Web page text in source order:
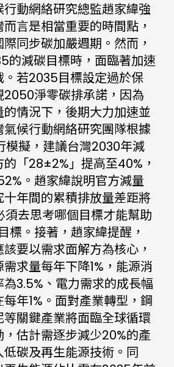
動網絡研究總監趙家緯強
言是相當重要的時間點，
同步碳加嚴週期。然而，
的減碳目標時，面臨著加速
。若2035目標設定過於保
2050淨零碳排承諾，因為
情況下，後期大力加速並
候行動網絡研究團隊根據
模擬，建議台灣2030年減
「28±2%」提高至40%，
。趙家緯說明官方減量
年間的累積排放量差距將
須去思考哪個目標才能幫助
標。接著，趙家緯提醒，
要以需求面解方為核心，
求量每年下降1%，能源消
3.5%、電力需求的成長幅
年1%。面對產業轉型，鋼
關鍵產業將面臨全球循環
估計需逐步減少20%的產
碳及再生能源技術。同